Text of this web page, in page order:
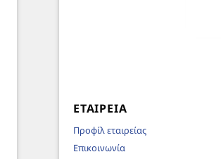
ΕΤΑΙΡΕΊΑ
Προφίλ εταιρείας
Επικοινωνία